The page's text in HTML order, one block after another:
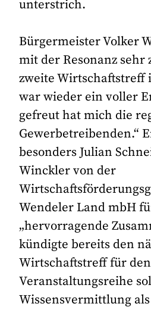
unterstrich.
Bürgermeister Volker
mit der Resonanz sehr
zweite Wirtschaftstreff
war wieder ein voller
gefreut hat mich die
Gewerbetreibenden.“
besonders Julian
Winckler von der
Wendeler Land mbH
„hervorragende
kündigte bereits den
Wirtschaftstreff für
Veranstaltungsreihe
Wissensvermittlung